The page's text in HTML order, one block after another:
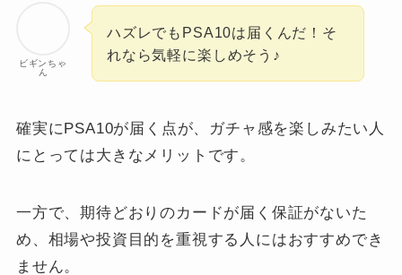
ビギンちゃ
ん
ハズレでもPSA10は届くんだ！そ
れなら気軽に楽しめそう♪
確実にPSA10が届く点が、ガチャ感を楽しみたい人
にとっては大きなメリットです。
一方で、期待どおりのカードが届く保証がないた
め、相場や投資目的を重視する人にはおすすめでき
ません。